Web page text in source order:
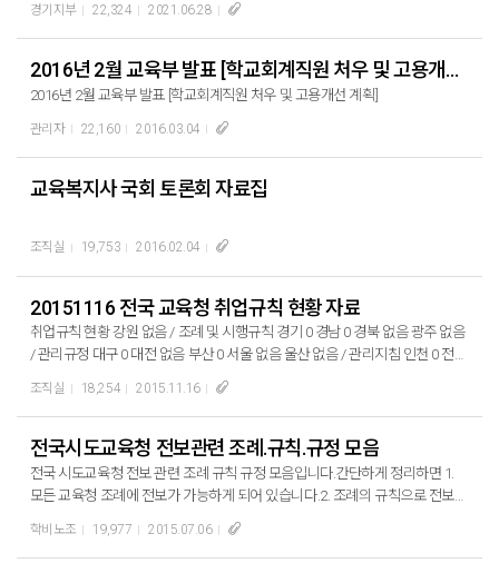
경기지부 22,324 2021.06.28
2016년 2월 교육부 발표 [학교회계직원 처우 및 고용개선 계획]
관리자 22,160 2016.03.04
교육복지사 국회 토론회 자료집
조직실 19,753 2016.02.04
20151116 전국 교육청 취업규칙 현황 자료
취업규칙 현황 강원 없음 / 조례 및 시행규칙 경기 0 경남 0 경북 없음 광주 없음
/ 관리규정 대구 0 대전 없음 부산 0 서울 없음 울산 없음 / 관리지침 인천 0 전남
조직실 18,254 2015.11.16
전국시도교육청 전보관련 조례.규칙.규정 모음
전국 시도교육청 전보 관련 조례 규칙 규정 모음입니다.간단하게 정리하면 1.
모든 교육청 조례에 전보가 가능하게 되어 있습니다.2. 조례의 규칙으로 전보에
대해 간략하게 나마 정리한 교육청은 7개 교육청입니다. 강원 / 경남 / 대전
/ 울산 / 인천 / 세종 / 충북3. 교육감 훈령(규정)으로 자세하게 규정화 한 교육청
은 4개 교육청입니다. 강원 / 경기 / 전북 / 광주4. 조례나 규칙은 대체로 전보를
학비노조 19,977 2015.07.06